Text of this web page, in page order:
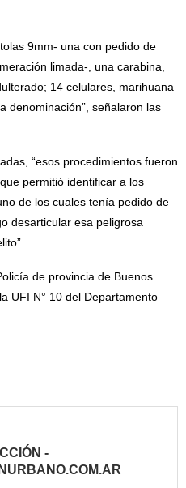
9mm- una con pedido de
limada-, una carabina,
14 celulares, marihuana
denominación”, señalaron las
“esos procedimientos fueron
permitió identificar a los
de los cuales tenía pedido de
desarticular esa peligrosa
de provincia de Buenos
UFI N° 10 del Departamento
-